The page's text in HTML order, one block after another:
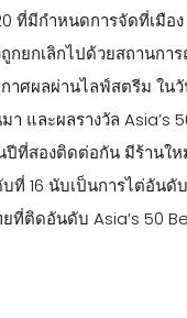
ที่มีกำหนดการจัดที่เมือ
กยกเลิกไปด้วยสถานกา
าศผลผ่านไลฟ์สตรีม ใน
า และผลรางวัล Asia’s
ที่สองติดต่อกัน มีร้านใ
ที่ 16 นับเป็นการไต่อัน
ที่ติดอันดับ Asia’s 50